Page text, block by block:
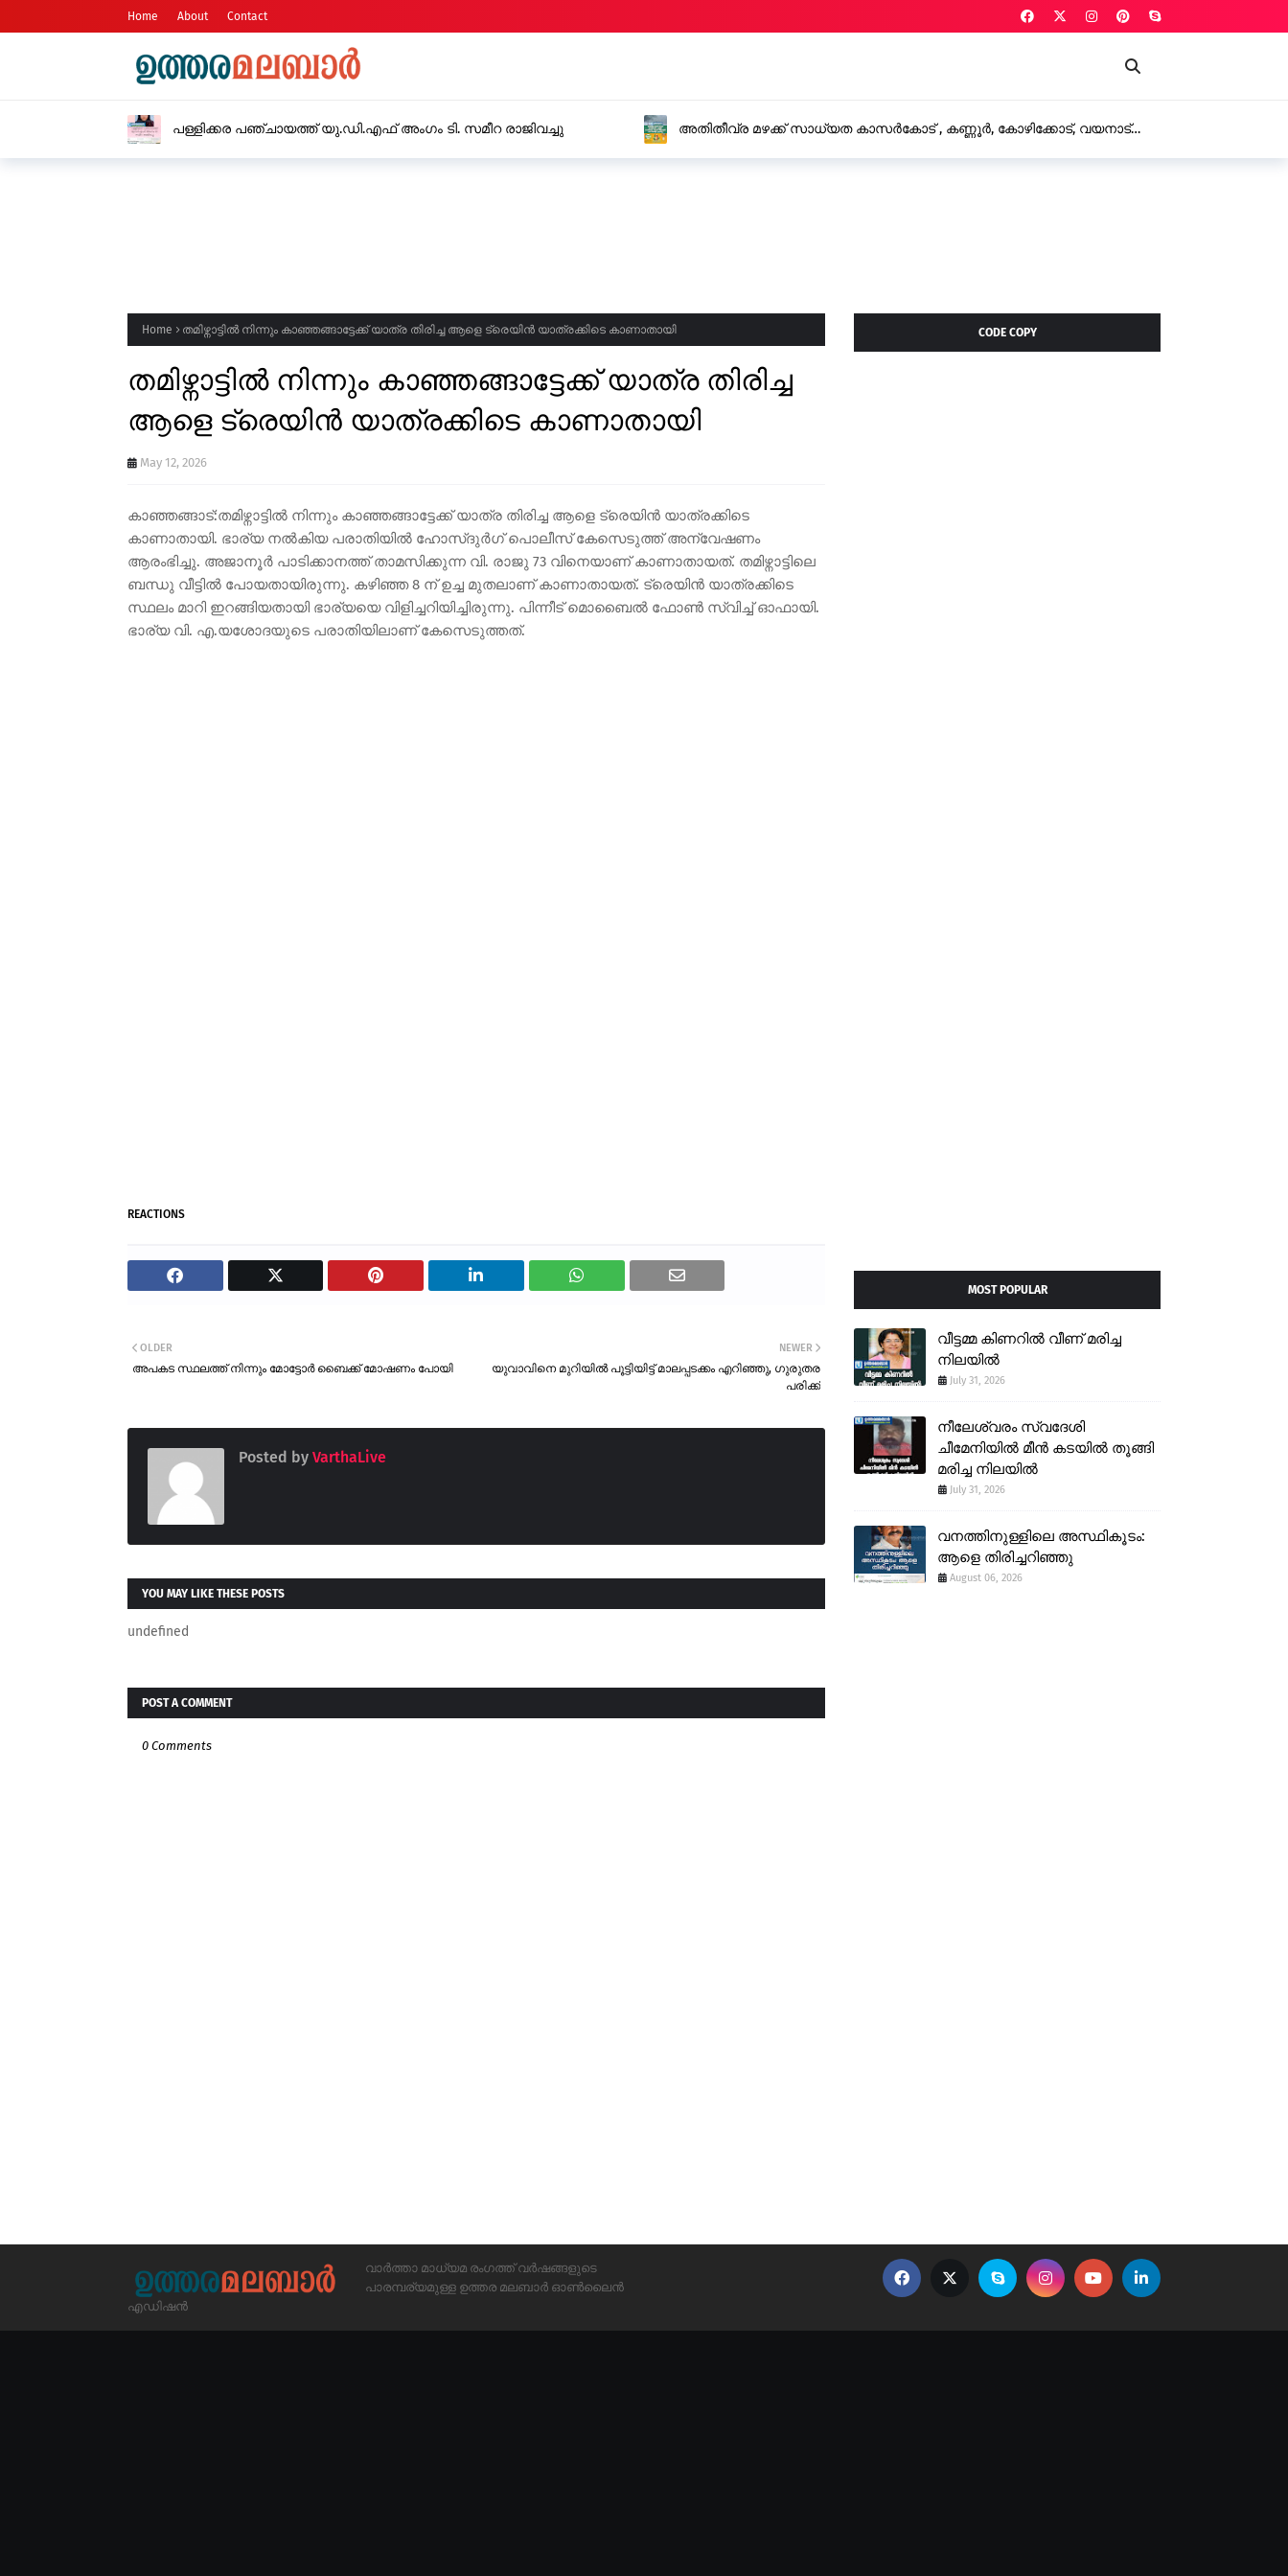
Home About Contact
പള്ളിക്കര പഞ്ചായത്ത് യു.ഡി.എഫ് അംഗം ടി. സമീറ രാജിവച്ചു
അതിതീവ്ര മഴക്ക് സാധ്യത കാസർകോട് , കണ്ണൂർ, കോഴിക്കോട്, വയനാട്
Home തമിഴ്നാട്ടിൽ നിന്നും കാഞ്ഞങ്ങാട്ടേക്ക് യാത്ര തിരിച്ച ആളെ ട്രെയിൻ യാത്രക്കിടെ കാണാതായി
തമിഴ്നാട്ടിൽ നിന്നും കാഞ്ഞങ്ങാട്ടേക്ക് യാത്ര തിരിച്ച
ആളെ ട്രെയിൻ യാത്രക്കിടെ കാണാതായി
May 12, 2026
കാഞ്ഞങ്ങാട്:തമിഴ്നാട്ടിൽ നിന്നും കാഞ്ഞങ്ങാട്ടേക്ക് യാത്ര തിരിച്ച ആളെ ട്രെയിൻ യാത്രക്കിടെ
കാണാതായി. ഭാര്യ നൽകിയ പരാതിയിൽ ഹോസ്ദുർഗ് പൊലീസ് കേസെടുത്ത് അന്വേഷണം
ആരംഭിച്ചു. അജാനൂർ പാടിക്കാനത്ത് താമസിക്കുന്ന വി. രാജു 73 വിനെയാണ് കാണാതായത്. തമിഴ്നാട്ടിലെ
ബന്ധു വീട്ടിൽ പോയതായിരുന്നു. കഴിഞ്ഞ 8 ന് ഉച്ച മുതലാണ് കാണാതായത്. ട്രെയിൻ യാത്രക്കിടെ
സ്ഥലം മാറി ഇറങ്ങിയതായി ഭാര്യയെ വിളിച്ചറിയിച്ചിരുന്നു. പിന്നീട് മൊബൈൽ ഫോൺ സ്വിച്ച് ഓഫായി.
ഭാര്യ വി. എ.യശോദയുടെ പരാതിയിലാണ് കേസെടുത്തത്.
REACTIONS
NEWER
യുവാവിനെ മുറിയിൽ പൂട്ടിയിട്ട് മാലപ്പടക്കം എറിഞ്ഞു, ഗുരുതര
പരിക്ക്
OLDER
അപകട സ്ഥലത്ത് നിന്നും മോട്ടോർ ബൈക്ക് മോഷണം പോയി
Posted by VarthaLive
YOU MAY LIKE THESE POSTS
undefined
POST A COMMENT
0 Comments
CODE COPY
MOST POPULAR
വീട്ടമ്മ കിണറിൽ വീണ് മരിച്ച
നിലയിൽ
July 31, 2026
നീലേശ്വരം സ്വദേശി
ചീമേനിയിൽ മീൻ കടയിൽ തൂങ്ങി
മരിച്ച നിലയിൽ
July 31, 2026
വനത്തിനുള്ളിലെ അസ്ഥികൂടം:
ആളെ തിരിച്ചറിഞ്ഞു
August 06, 2026
വാർത്താ മാധ്യമ രംഗത്ത് വർഷങ്ങളുടെ
പാരമ്പര്യമുള്ള ഉത്തര മലബാർ ഓൺലൈൻ
എഡിഷൻ